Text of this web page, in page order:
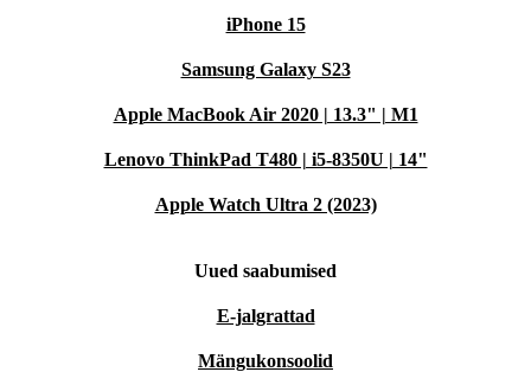
iPhone 15
Samsung Galaxy S23
Apple MacBook Air 2020 | 13.3" | M1
Lenovo ThinkPad T480 | i5-8350U | 14"
Apple Watch Ultra 2 (2023)
Uued saabumised
E-jalgrattad
Mängukonsoolid